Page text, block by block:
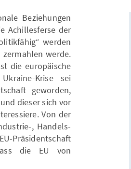
Beziehungen
Achillesferse der
werden
werde.
die europäische
Krise sei
geworden,
dieser sich vor
Von der
, Handels-
Präsidentschaft
die EU von